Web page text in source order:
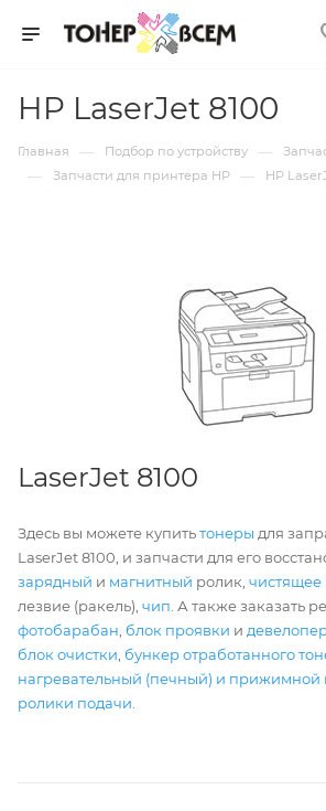
HP LaserJet 8100
Главная — Подбор по устройству —
— Запчасти для принтера HP — HP
LaserJet 8100
Здесь вы можете купитьтонеры для
LaserJet 8100, и запчасти для его
зарядный и магнитный ролик, чистящее
лезвие (ракель), чип . А также заказать
фотобарабан блок проявки и
блок очистки бункер отработанного
нагревательный (печный) и прижимной
ролики подачи